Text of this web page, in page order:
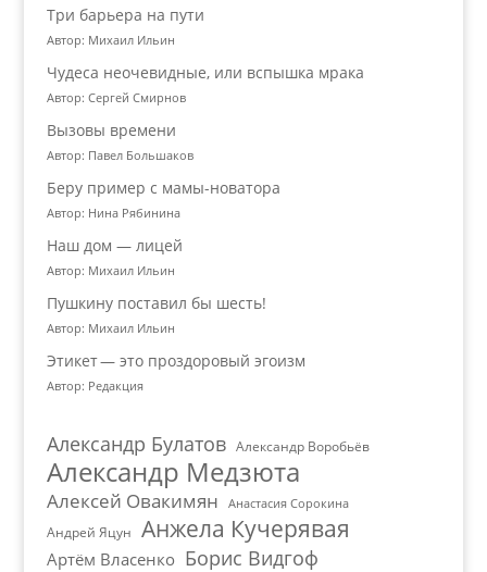
Три барьера на пути
Автор: Михаил Ильин
Чудеса неочевидные, или вспышка мрака
Автор: Сергей Смирнов
Вызовы времени
Автор: Павел Большаков
Беру пример с мамы-новатора
Автор: Нина Рябинина
Наш дом — лицей
Автор: Михаил Ильин
Пушкину поставил бы шесть!
Автор: Михаил Ильин
Этикет — это проздоровый эгоизм
Автор: Редакция
Александр Булатов Александр Воробьёв
Александр Медзюта
Алексей Овакимян Анастасия Сорокина
Андрей Яцун Анжела Кучерявая
Артём Власенко Борис Видгоф